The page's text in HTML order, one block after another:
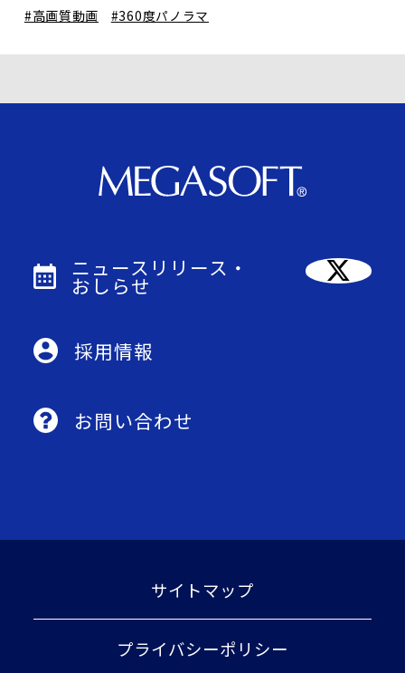
#高画質動画
#360度パノラマ
ニュースリリース・
おしらせ
採用情報
お問い合わせ
サイトマップ
プライバシーポリシー